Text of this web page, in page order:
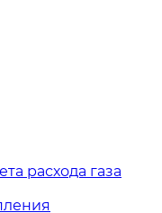
расхода газа